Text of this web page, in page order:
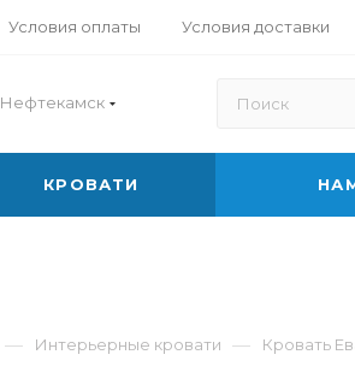
Условия оплаты Условия доставки
Нефтекамск
КРОВАТИ
— Интерьерные кровати — Кровать